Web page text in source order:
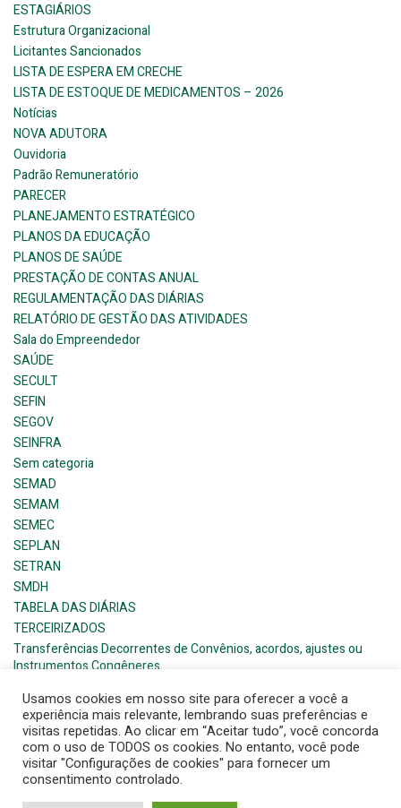
ESTAGIÁRIOS
Estrutura Organizacional
Licitantes Sancionados
LISTA DE ESPERA EM CRECHE
LISTA DE ESTOQUE DE MEDICAMENTOS – 2026
Notícias
NOVA ADUTORA
Ouvidoria
Padrão Remuneratório
PARECER
PLANEJAMENTO ESTRATÉGICO
PLANOS DA EDUCAÇÃO
PLANOS DE SAÚDE
PRESTAÇÃO DE CONTAS ANUAL
REGULAMENTAÇÃO DAS DIÁRIAS
RELATÓRIO DE GESTÃO DAS ATIVIDADES
Sala do Empreendedor
SAÚDE
SECULT
SEFIN
SEGOV
SEINFRA
Sem categoria
SEMAD
SEMAM
SEMEC
SEPLAN
SETRAN
SMDH
TABELA DAS DIÁRIAS
TERCEIRIZADOS
Transferências Decorrentes de Convênios, acordos, ajustes ou
Instrumentos Congêneres
© 2026 Barra de Santana- Prefeitura Municipal. Created for
free using WordPress and
Usamos cookies em nosso site para oferecer a você a
experiência mais relevante, lembrando suas preferências e
visitas repetidas. Ao clicar em “Aceitar tudo”, você concorda
com o uso de TODOS os cookies. No entanto, você pode
visitar "Configurações de cookies" para fornecer um
consentimento controlado.